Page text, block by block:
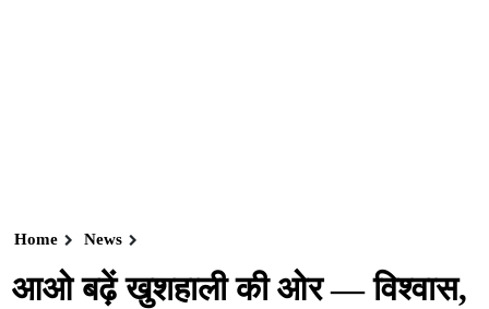
Home News
आओ बढ़ें खुशहाली की ओर — विश्वास,